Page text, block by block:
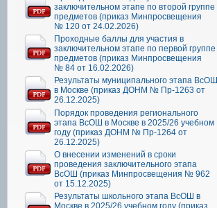
заключительном этапе по второй группе
предметов (приказ Минпросвещения
№ 120 от 24.02.2026)
Проходные баллы для участия в
заключительном этапе по первой группе
предметов (приказ Минпросвещения
№ 84 от 16.02.2026)
Результаты муниципального этапа ВсОШ
в Москве (приказ ДОНМ № Пр-1263 от
26.12.2025)
Порядок проведения регионального
этапа ВсОШ в Москве в 2025/26 учебном
году (приказ ДОНМ № Пр-1264 от
26.12.2025)
О внесении изменений в сроки
проведения заключительного этапа
ВсОШ (приказ Минпросвещения № 962
от 15.12.2025)
Результаты школьного этапа ВсОШ в